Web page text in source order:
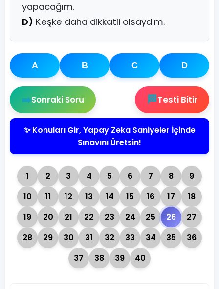
yapacağım.
D) Keşke daha dikkatli olsaydım.
A B C D
➡️Sonraki Soru 🏁Testi Bitir
✨ Konuları Gir, Yapay Zeka Saniyeler İçinde
Sınavını Üretsin!
1 2 3 4 5 6 7 8
9
10
11 12 13 14 15 16 17
18
19
20 21 22 23 24 25 26
27
28
29 30 31 32 33 34 35
36
37
38 39 40